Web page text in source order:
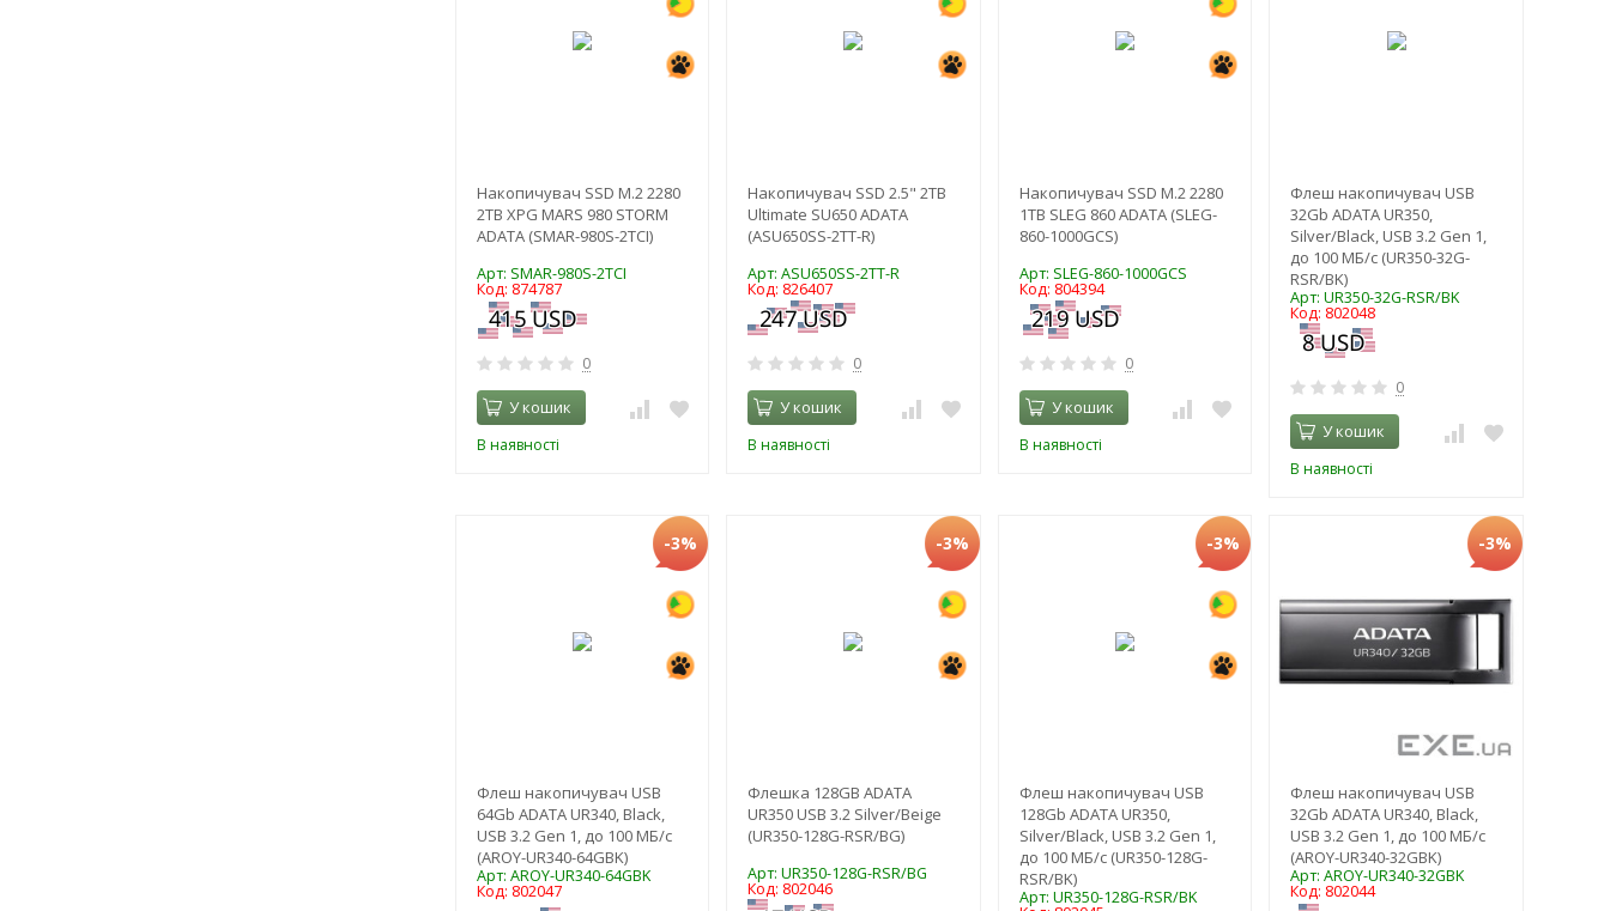
Накопичувач SSD M.2 2280
2TB XPG MARS 980 STORM
ADATA (SMAR-980S-2TCI)
Арт: SMAR-980S-2TCI
Код: 874787
0
У кошик
В наявності
Накопичувач SSD 2.5" 2TB
Ultimate SU650 ADATA
(ASU650SS-2TT-R)
Арт: ASU650SS-2TT-R
Код: 826407
0
У кошик
В наявності
Накопичувач SSD M.2 2280
1TB SLEG 860 ADATA (SLEG-
860-1000GCS)
Арт: SLEG-860-1000GCS
Код: 804394
0
У кошик
В наявності
Флеш накопичувач USB
32Gb ADATA UR350,
Silver/Black, USB 3.2 Gen 1,
до 100 МБ/с (UR350-32G-
RSR/BK)
Арт: UR350-32G-RSR/BK
Код: 802048
0
У кошик
В наявності
-3%
Флеш накопичувач USB
64Gb ADATA UR340, Black,
USB 3.2 Gen 1, до 100 МБ/с
(AROY-UR340-64GBK)
Арт: AROY-UR340-64GBK
Код: 802047
-3%
Флешка 128GB ADATA
UR350 USB 3.2 Silver/Beige
(UR350-128G-RSR/BG)
Арт: UR350-128G-RSR/BG
Код: 802046
-3%
Флеш накопичувач USB
128Gb ADATA UR350,
Silver/Black, USB 3.2 Gen 1,
до 100 МБ/с (UR350-128G-
RSR/BK)
Арт: UR350-128G-RSR/BK
-3%
Флеш накопичувач USB
32Gb ADATA UR340, Black,
USB 3.2 Gen 1, до 100 МБ/с
(AROY-UR340-32GBK)
Арт: AROY-UR340-32GBK
Код: 802044